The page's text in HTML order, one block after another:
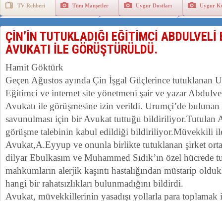
ÇİN’İN ANKARA BÜYÜKELÇİSİ JİANG’İN TRABZON
İŞGALCİ ÇİN’DEN “FETİHLER SULTANI
İŞGALCİ ÇİN,DOĞU TÜRKİSTAN’DA EN AZ 143 BİN
TV Rehberi Tüm Manşetler Uygur Dostları Uygur
Uygurlarda Düğün ve Cenaze Uygur Geleneksel Tip Uygur
ÇİN’İN TUTUKLADIĞI EĞİTİMCİ ABDULVELİ
AVUKATI İLE GÖRÜŞTÜRÜLDÜ.
Hamit Göktürk
Geçen Ağustos ayında Çin İşgal Güçlerince tutuklanan
Eğitimci ve internet site yönetmeni şair ve yazar
Avukatı ile görüşmesine izin verildi. Urumçi’de
savunulması için bir Avukat tuttuğu bildiriliyor.Tutulan
görüşme talebinin kabul edildiği bildiriliyor.Müvekkili
Avukat,A.Eyyup ve onunla birlikte tutuklanan şirket
dilyar Ebulkasım ve Muhammed Sıdık’ın özel hücrede
mahkumların alerjik kaşıntı hastalığından müstarip
hangi bir rahatsızlıkları bulunmadığını bildirdi.
Avukat, müvekkillerinin yasadışı yollarla para